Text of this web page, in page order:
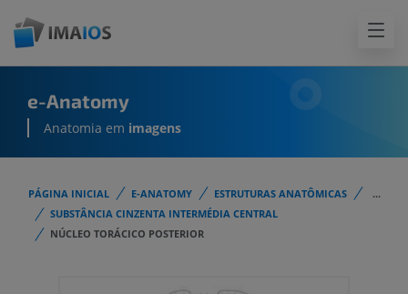
e-Anatomy
Anatomia em imagens
PÁGINA INICIAL E-ANATOMY ESTRUTURAS ANATÔMICAS
...
SUBSTÂNCIA CINZENTA INTERMÉDIA CENTRAL
NÚCLEO TORÁCICO POSTERIOR